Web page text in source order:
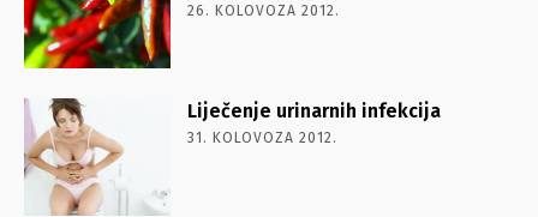
26. KOLOVOZA 2012.
Liječenje urinarnih infekcija
31. KOLOVOZA 2012.